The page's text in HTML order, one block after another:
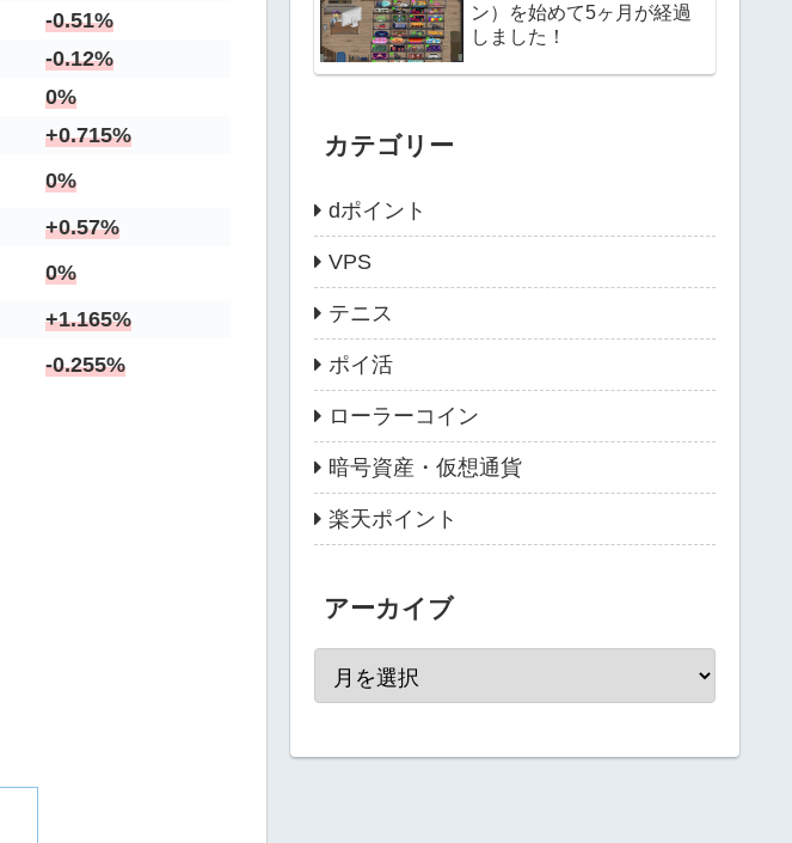
-0.51%
-0.12%
0%
+0.715%
0%
+0.57%
0%
+1.165%
-0.255%
ン）を始めて5ヶ月が経過
しました！
カテゴリー
dポイント
VPS
テニス
ポイ活
ローラーコイン
暗号資産・仮想通貨
楽天ポイント
アーカイブ